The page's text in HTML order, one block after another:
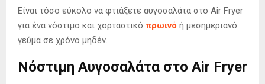
Είναι τόσο εύκολο να φτιάξετε αυγοσαλάτα στο Air Fryer
για ένα νόστιμο και χορταστικό πρωινό ή μεσημεριανό
γεύμα σε χρόνο μηδέν.
Νόστιμη Αυγοσαλάτα στο Air Fryer